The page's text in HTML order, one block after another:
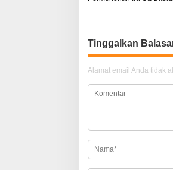
i
g
a
s
p
o
s
Tinggalkan
Alamat email Anda tidak